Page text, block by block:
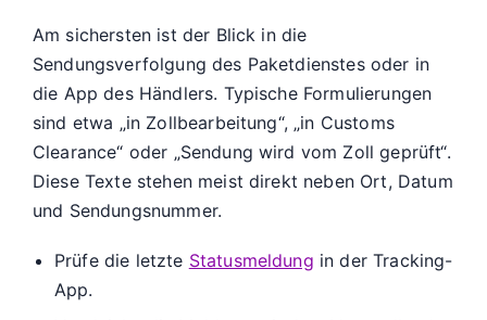
Am sichersten ist der Blick in die
Sendungsverfolgung des Paketdienstes oder in
die App des Händlers. Typische Formulierungen
sind etwa „in Zollbearbeitung“, „in Customs
Clearance“ oder „Sendung wird vom Zoll geprüft“.
Diese Texte stehen meist direkt neben Ort, Datum
und Sendungsnummer.
Prüfe die letzte Statusmeldung in der Tracking-
App.